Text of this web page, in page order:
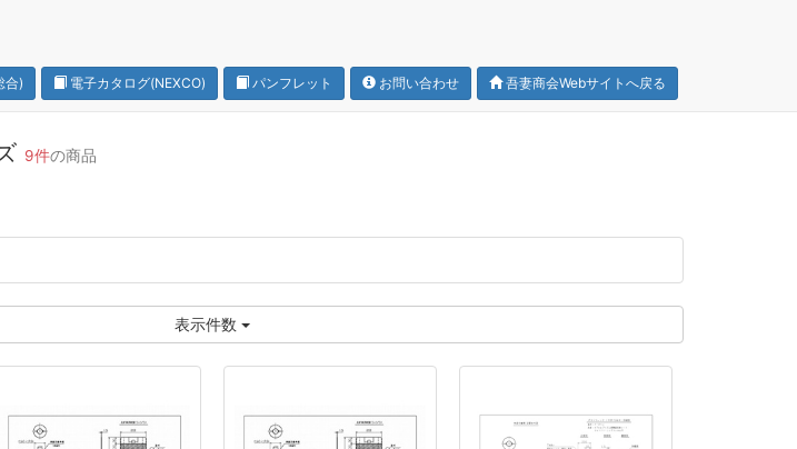
合) 電子カタログ(NEXCO) パンフレット お問い合わせ 吾妻商会Webサイトへ戻る
9件の商品
表示件数